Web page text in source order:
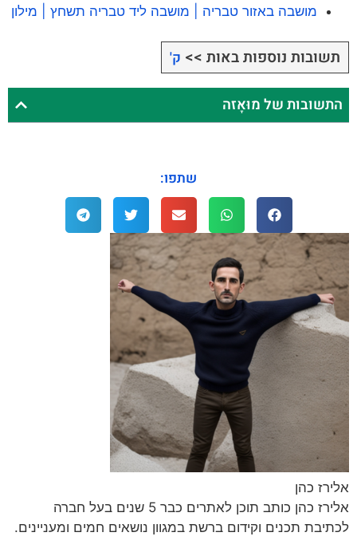
מושבה באזור טבריה | מושבה ליד טבריה תשחץ | מילון
תשובות נוספות באות >> ק'
התשובות של מוּאָזה
שתפו:
אלירז כהן
אלירז כהן כותב תוכן לאתרים כבר 5 שנים בעל חברה
לכתיבת תכנים וקידום ברשת במגוון נושאים חמים ומעניינים.